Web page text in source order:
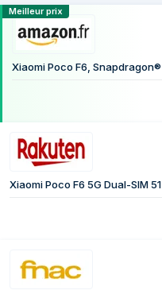
Comparer les prix
Meilleur prix
Xiaomi Poco F6 5G Dual-SIM